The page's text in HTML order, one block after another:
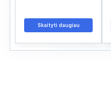
Skaityti daugiau